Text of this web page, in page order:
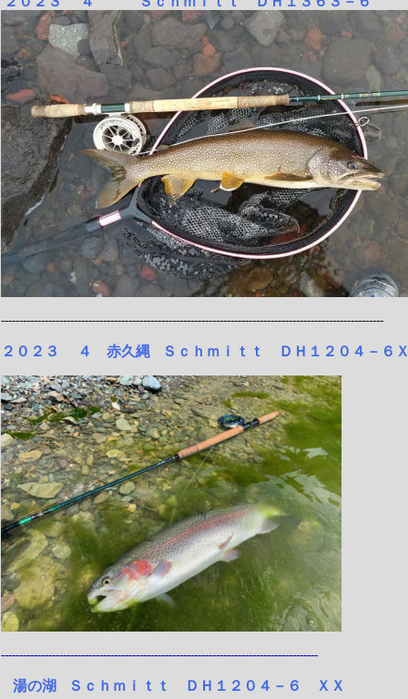
---------------------------------------------------------------------------------------------------------
２０２３ ４ 赤久縄 Ｓｃｈｍｉｔｔ ＤＨ１２０４
---------------------------------------------------------------------------------------
湯の湖 Ｓｃｈｍｉｔｔ ＤＨ１２０４－６ ＸＸ